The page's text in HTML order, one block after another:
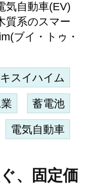
気自動車(EV)
質系のスマー
ブイ・トゥ・
スイハイム
蓄電池
電気自動車
、固定価